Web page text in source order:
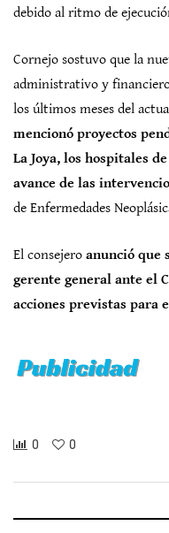
debido al ritmo de
Cornejo sostuvo que la
administrativo y
los últimos meses del
mencionó proyectos
La Joya, los hospitales
avance de las
de Enfermedades
El consejero anunció que
gerente general ante el
acciones previstas para
0 0